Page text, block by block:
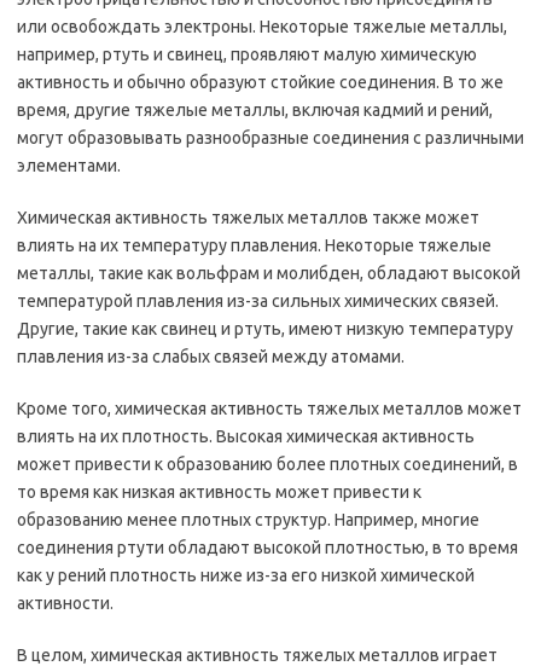
или освобождать электроны. Некоторые тяжелые металлы,
например, ртуть и свинец, проявляют малую химическую
активность и обычно образуют стойкие соединения. В то же
время, другие тяжелые металлы, включая кадмий и рений,
могут образовывать разнообразные соединения с различными
элементами.
Химическая активность тяжелых металлов также может
влиять на их температуру плавления. Некоторые тяжелые
металлы, такие как вольфрам и молибден, обладают высокой
температурой плавления из-за сильных химических связей.
Другие, такие как свинец и ртуть, имеют низкую температуру
плавления из-за слабых связей между атомами.
Кроме того, химическая активность тяжелых металлов может
влиять на их плотность. Высокая химическая активность
может привести к образованию более плотных соединений, в
то время как низкая активность может привести к
образованию менее плотных структур. Например, многие
соединения ртути обладают высокой плотностью, в то время
как у рений плотность ниже из-за его низкой химической
активности.
В целом, химическая активность тяжелых металлов играет